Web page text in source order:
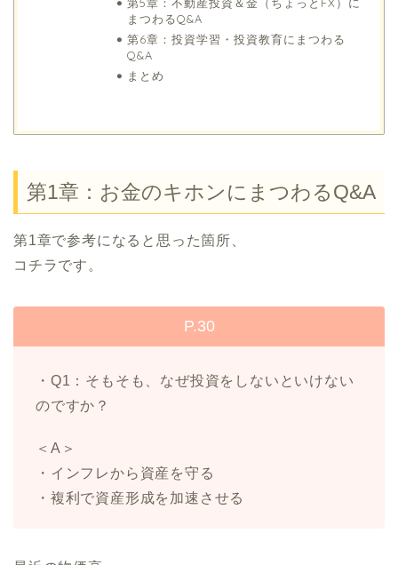
まつわるQ&A
第6章：投資学習・投資教育にまつわる
Q&A
まとめ
第1章：お金のキホンにまつわるQ&A
第1章で参考になると思った箇所、
コチラです。
P.30
・Q1：そもそも、なぜ投資をしないといけない
のですか？
＜A＞
・インフレから資産を守る
・複利で資産形成を加速させる